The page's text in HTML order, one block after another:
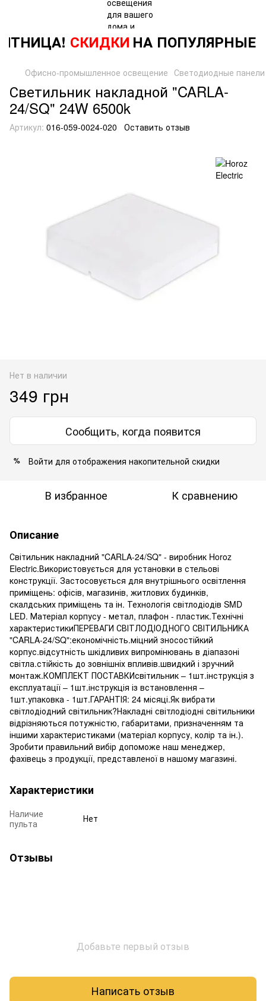
СКИДКИНА ПОПУЛЯРНЫЕ
Офисно-промышленное освещение Светодиодные панели
Светильник накладной "CARLA-
24/SQ" 24W 6500k
Артикул: 016-059-0024-020 Оставить отзыв
Нет в наличии
349 грн
Сообщить, когда появится
% Войти для отображения накопительной скидки
В избранное К сравнению
Описание
Світильник накладний "CARLA-24/SQ" - виробник Horoz
Electric.Використовується для установки в стельові
конструкції. Застосовується для внутрішнього освітлення
приміщень: офісів, магазинів, житлових будинків,
скалдських приміщень та ін. Технологія світлодіодів SMD
LED. Матеріал корпусу - метал, плафон - пластик.Технічні
характеристикиПЕРЕВАГИ СВІТЛОДІОДНОГО СВІТИЛЬНИКА
"CARLA-24/SQ":економічність.міцний зносостійкий
корпус.відсутність шкідливих випромінювань в діапазоні
світла.стійкість до зовнішніх впливів.швидкий і зручний
монтаж.КОМПЛЕКТ ПОСТАВКИсвітильник – 1шт.інструкція з
експлуатації – 1шт.інструкція із встановлення –
1шт.упаковка - 1шт.ГАРАНТІЯ: 24 місяці.Як вибрати
світлодіодний світильник?Накладні світлодіодні світильники
відрізняються потужністю, габаритами, призначенням та
іншими характеристиками (матеріал корпусу, колір та ін.).
Зробити правильний вибір допоможе наш менеджер,
фахівець з продукції, представленої в нашому магазині.
Характеристики
Наличие
пульта
Нет
Отзывы
Добавьте первый отзыв
Написать отзыв